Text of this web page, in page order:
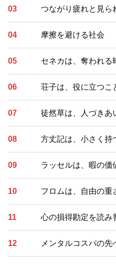
つながり疲れと見ら
摩擦を避ける社会
セネカは、奪われる
荘子は、役に立つこ
徒然草は、人づきあ
方丈記は、小さく持
ラッセルは、暇の価
フロムは、自由の重
心の損得勘定を読み
メンタルコスパの先